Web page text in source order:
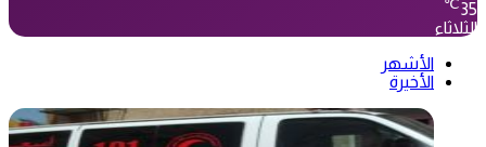
35
℃
الثلاثاء
الأشهر
الأخيرة